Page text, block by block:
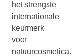
het strengste
internationale
keurmerk
voor
natuurcosmetica.